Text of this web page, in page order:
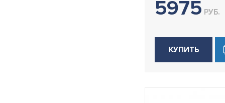
5975 РУБ.
КУПИТЬ